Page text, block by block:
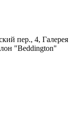
пер., 4, Галерея
"Beddington"